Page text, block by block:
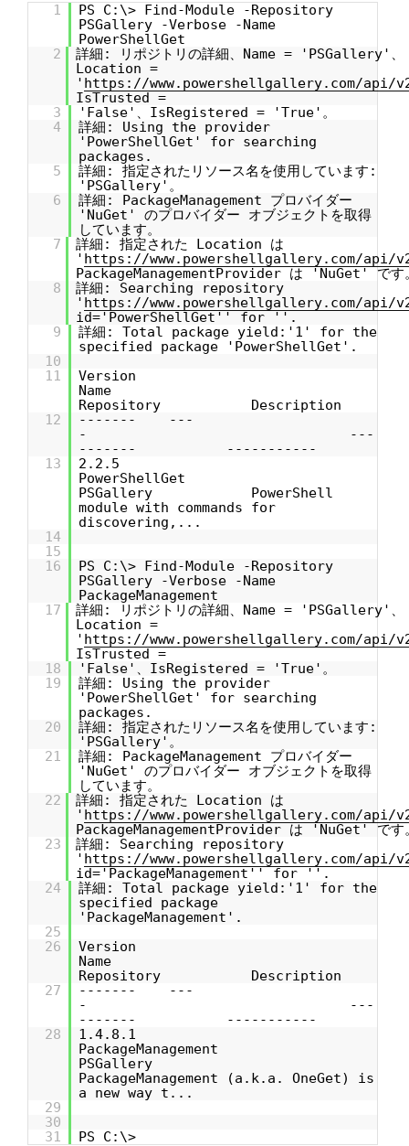
1
PS C:\> Find-Module -Repository
PSGallery -Verbose -Name
PowerShellGet
2
詳細: リポジトリの詳細、Name = 'PSGallery'、
Location =
' https://www.powershellgallery.com/api/
IsTrusted =
3
'False'、IsRegistered = 'True'。
4
詳細: Using the provider
'PowerShellGet' for searching
packages.
5
詳細: 指定されたリソース名を使用しています:
'PSGallery'。
6
詳細: PackageManagement プロバイダー
'NuGet' のプロバイダー オブジェクトを取得
しています。
7
詳細: 指定された Location は
' https://www.powershellgallery.com/api/
PackageManagementProvider は 'NuGet' です
8
詳細: Searching repository
' https://www.powershellgallery.com/api/
id='PowerShellGet'' for ''.
9
詳細: Total package yield:'1' for the
specified package 'PowerShellGet'.
10
11
Version
Name
Repository Description
12
------- ---
- ---
------- -----------
13
2.2.5
PowerShellGet
PSGallery PowerShell
module with commands for
discovering,...
14
15
16
PS C:\> Find-Module -Repository
PSGallery -Verbose -Name
PackageManagement
17
詳細: リポジトリの詳細、Name = 'PSGallery'、
Location =
' https://www.powershellgallery.com/api/
IsTrusted =
18
'False'、IsRegistered = 'True'。
19
詳細: Using the provider
'PowerShellGet' for searching
packages.
20
詳細: 指定されたリソース名を使用しています:
'PSGallery'。
21
詳細: PackageManagement プロバイダー
'NuGet' のプロバイダー オブジェクトを取得
しています。
22
詳細: 指定された Location は
' https://www.powershellgallery.com/api/
PackageManagementProvider は 'NuGet' です
23
詳細: Searching repository
' https://www.powershellgallery.com/api/
id='PackageManagement'' for ''.
24
詳細: Total package yield:'1' for the
specified package
'PackageManagement'.
25
26
Version
Name
Repository Description
27
------- ---
- ---
------- -----------
28
1.4.8.1
PackageManagement
PSGallery
PackageManagement (a.k.a. OneGet) is
a new way t...
29
30
31
PS C:\>